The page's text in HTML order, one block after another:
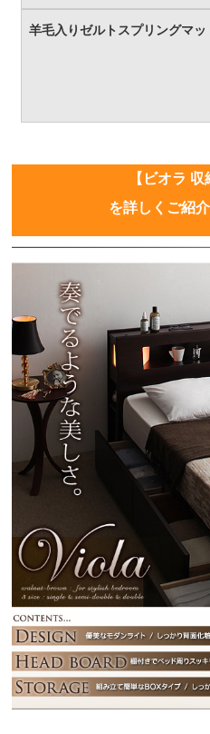
【ビオラ 収
を詳しくご紹